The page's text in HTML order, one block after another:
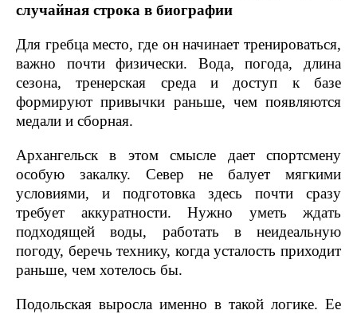
случайная строка в биографии
Для гребца место, где он начинает тренироваться,
важно почти физически. Вода, погода, длина
сезона, тренерская среда и доступ к базе
формируют привычки раньше, чем появляются
медали и сборная.
Архангельск в этом смысле дает спортсмену
особую закалку. Север не балует мягкими
условиями, и подготовка здесь почти сразу
требует аккуратности. Нужно уметь ждать
подходящей воды, работать в неидеальную
погоду, беречь технику, когда усталость приходит
раньше, чем хотелось бы.
Подольская выросла именно в такой логике. Ее